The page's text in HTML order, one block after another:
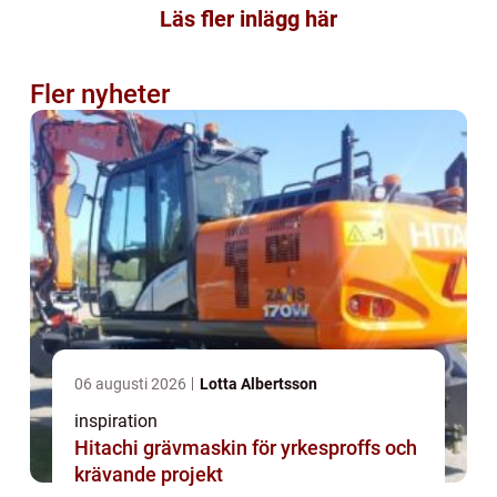
Läs fler inlägg här
Fler nyheter
06 augusti 2026 Lotta Albertsson
inspiration
Hitachi grävmaskin för yrkesproffs och
krävande projekt